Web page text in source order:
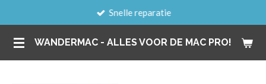
naar
de
WANDERMAC - ALLES VOOR DE MAC PRO!
Snelle reparatie